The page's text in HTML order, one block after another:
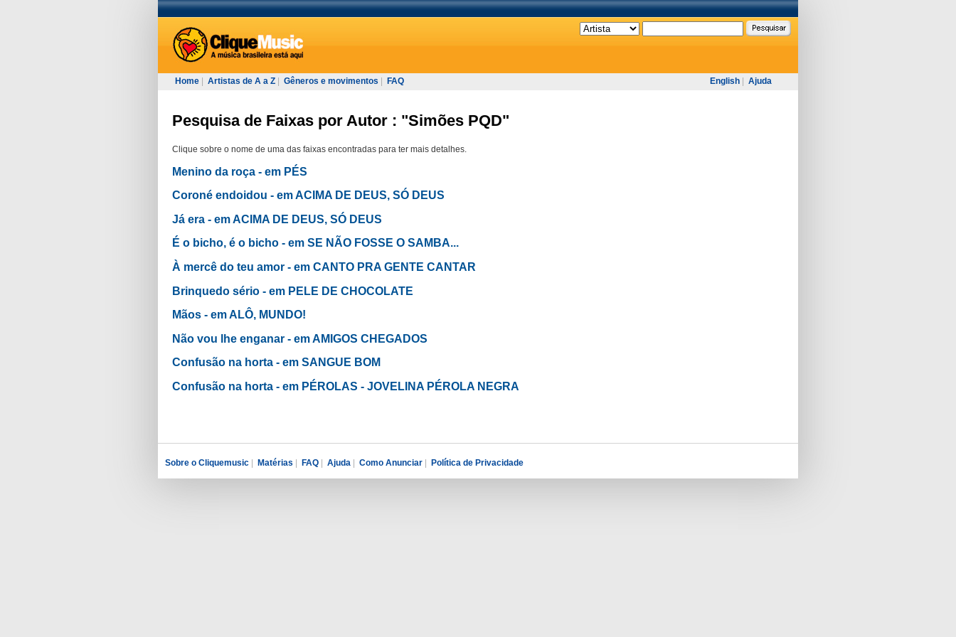
Home Artistas de A a Z Gêneros e movimentos FAQ English Ajuda
Pesquisa de Faixas por Autor : "Simões PQD"
Clique sobre o nome de uma das faixas encontradas para ter mais detalhes.
Menino da roça - em PÉS
Coroné endoidou - em ACIMA DE DEUS, SÓ DEUS
Já era - em ACIMA DE DEUS, SÓ DEUS
É o bicho, é o bicho - em SE NÃO FOSSE O SAMBA...
À mercê do teu amor - em CANTO PRA GENTE CANTAR
Brinquedo sério - em PELE DE CHOCOLATE
Mãos - em ALÔ, MUNDO!
Não vou lhe enganar - em AMIGOS CHEGADOS
Confusão na horta - em SANGUE BOM
Confusão na horta - em PÉROLAS - JOVELINA PÉROLA NEGRA
Sobre o Cliquemusic Matérias FAQ Ajuda Como Anunciar Política de Privacidade